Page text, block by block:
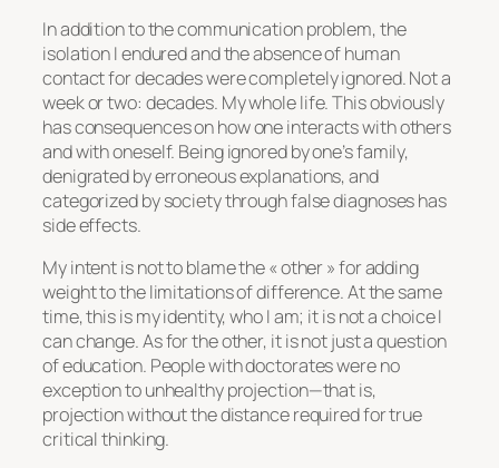
In addition to the communication problem, the
isolation I endured and the absence of human
contact for decades were completely ignored. Not a
week or two: decades. My whole life. This obviously
has consequences on how one interacts with others
and with oneself. Being ignored by one’s family,
denigrated by erroneous explanations, and
categorized by society through false diagnoses has
side effects.
My intent is not to blame the « other » for adding
weight to the limitations of difference. At the same
time, this is my identity, who I am; it is not a choice I
can change. As for the other, it is not just a question
of education. People with doctorates were no
exception to unhealthy projection—that is,
projection without the distance required for true
critical thinking.